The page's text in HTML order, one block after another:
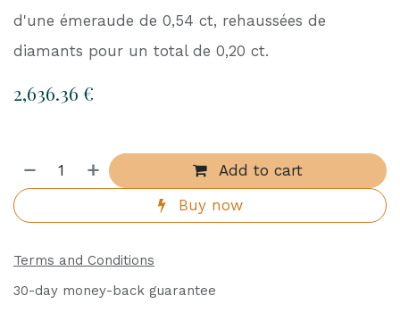
d'une émeraude de 0,54 ct, rehaussées de
diamants pour un total de 0,20 ct.
2,636.36 €
Add to cart
Buy now
Terms and Conditions
30-day money-back guarantee